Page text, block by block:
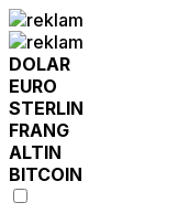
DOLAR
EURO
STERLIN
FRANG
ALTIN
BITCOIN